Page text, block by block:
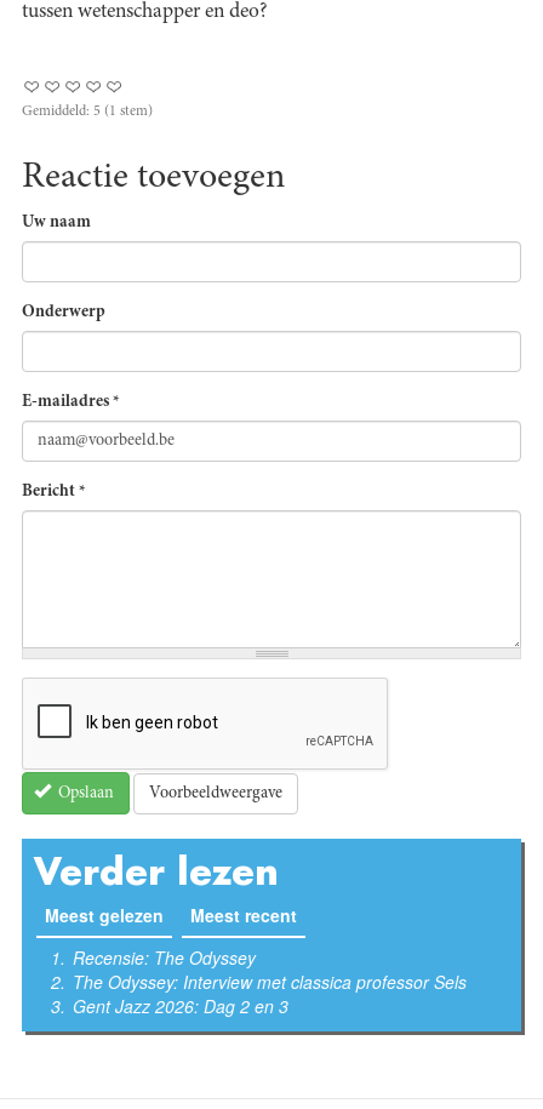
tussen wetenschapper en deo?
Gemiddeld: 5 (1 stem)
Reactie toevoegen
Uw naam
Onderwerp
E-mailadres *
Bericht *
Opslaan Voorbeeldweergave
Verder lezen
Meest gelezen (actieve tabblad)
Meest recent
Recensie: The Odyssey
The Odyssey: Interview met classica professor Sels
Gent Jazz 2026: Dag 2 en 3